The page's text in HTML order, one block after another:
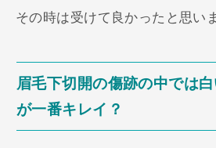
その時は受けて良かったと思い
眉毛下切開の傷跡の中では
が一番キレイ？